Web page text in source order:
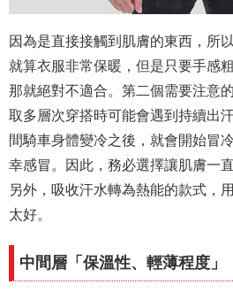
因為是直接接觸到肌膚的東西，所
就算衣服非常保暖，但是只要手感
那就絕對不適合。第二個需要注意
取多層次穿搭時可能會遇到持續出
間騎車身體變冷之後，就會開始冒
幸感冒。因此，務必選擇讓肌膚一
另外，吸收汗水轉為熱能的款式，
太好。
中間層「保溫性、輕薄程度」